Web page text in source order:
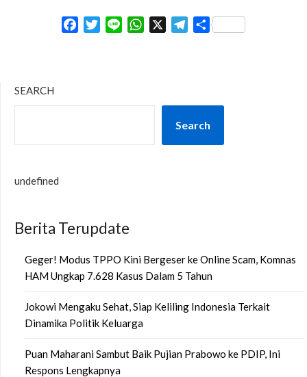
FacebookTwitterLine WhatsApp Telegram
Share
SEARCH
Search
undefined
Berita Terupdate
Geger! Modus TPPO Kini Bergeser ke Online Scam, Komnas
HAM Ungkap 7.628 Kasus Dalam 5 Tahun
Jokowi Mengaku Sehat, Siap Keliling Indonesia Terkait
Dinamika Politik Keluarga
Puan Maharani Sambut Baik Pujian Prabowo ke PDIP, Ini
Respons Lengkapnya